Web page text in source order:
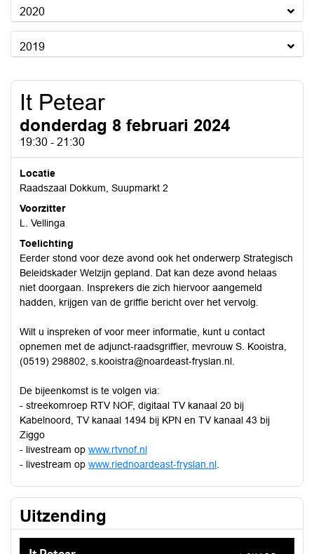
2020
2019
It Petear
donderdag 8 februari 2024
19:30 - 21:30
Locatie
Raadszaal Dokkum, Suupmarkt 2
Voorzitter
L. Vellinga
Toelichting
Eerder stond voor deze avond ook het onderwerp Strategisch
Beleidskader Welzijn gepland. Dat kan deze avond helaas
niet doorgaan. Insprekers die zich hiervoor aangemeld
hadden, krijgen van de griffie bericht over het vervolg.
Wilt u inspreken of voor meer informatie, kunt u contact
opnemen met de adjunct-raadsgriffier, mevrouw S. Kooistra,
(0519) 298802, s.kooistra@noardeast-fryslan.nl.
De bijeenkomst is te volgen via:
- streekomroep RTV NOF, digitaal TV kanaal 20 bij
Kabelnoord, TV kanaal 1494 bij KPN en TV kanaal 43 bij
Ziggo
- livestream op www.rtvnof.nl
- livestream op www.riednoardeast-fryslan.nl
Uitzending